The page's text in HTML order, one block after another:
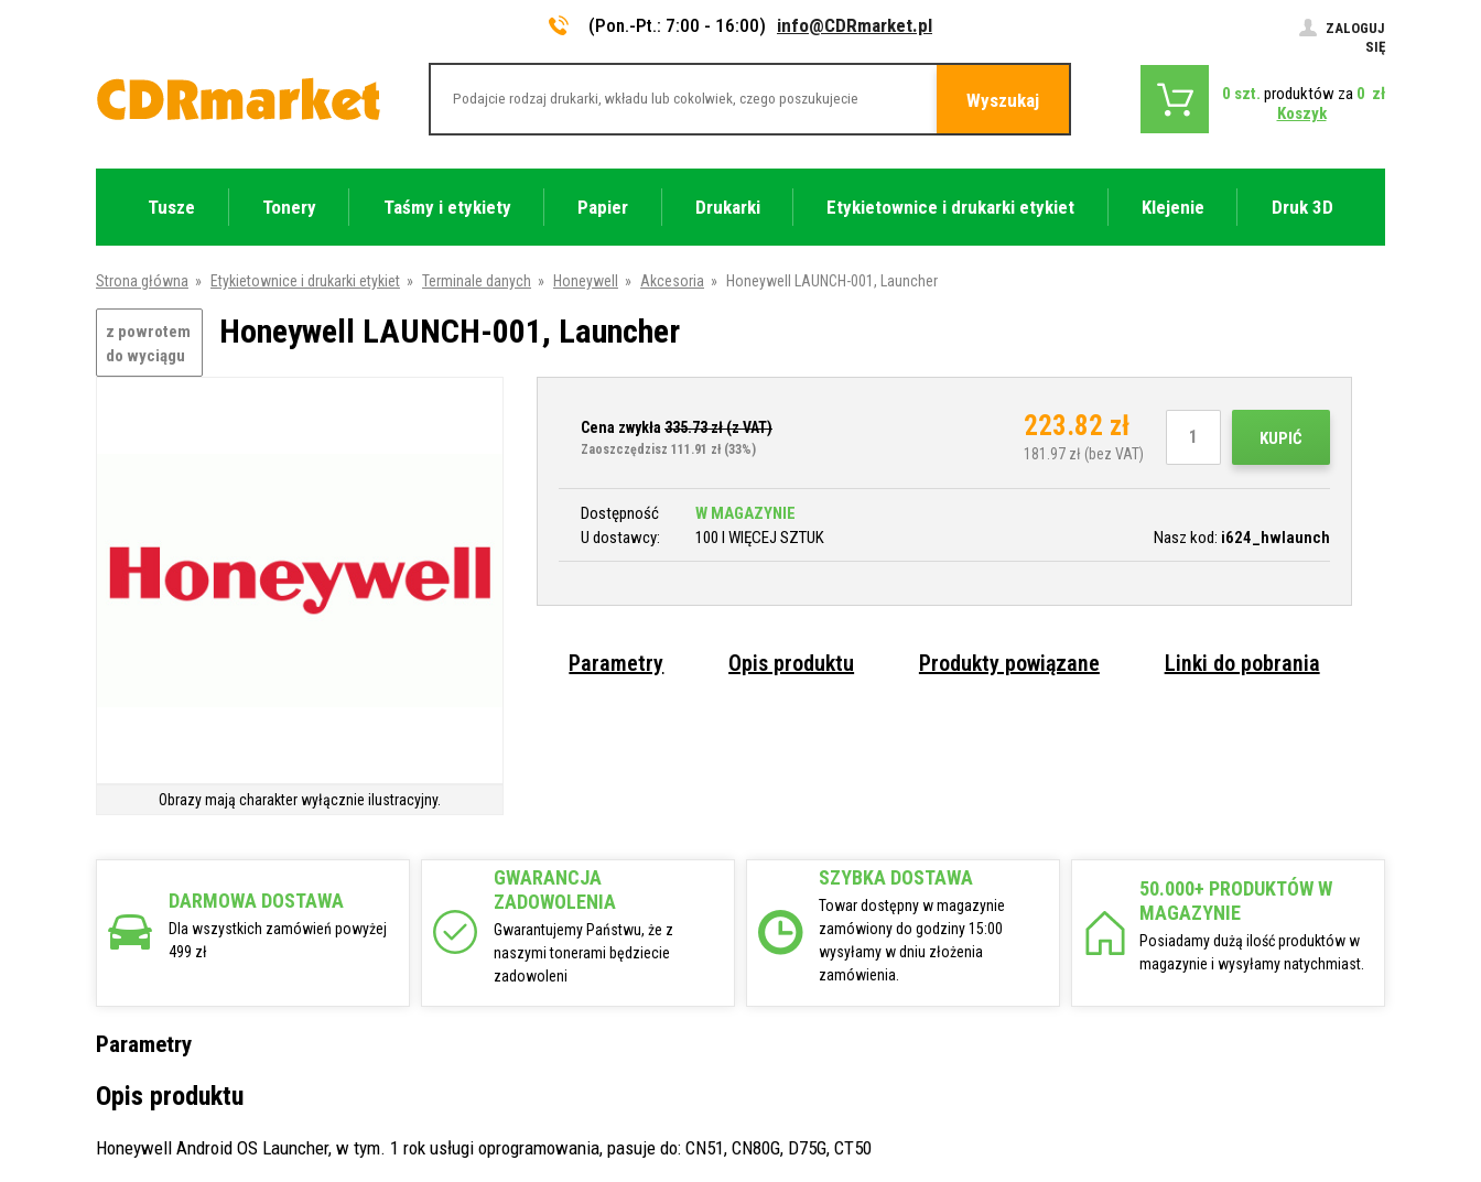
(Pon.-Pt.: 7:00 - 16:00) info@CDRmarket.pl
ZALOGUJ
SIĘ
Wyszukaj 0 szt. produktów za 0 zł
Koszyk
Tusze Tonery Taśmy i etykiety Papier Drukarki Etykietownice i drukarki etykiet Klejenie Druk 3D
Strona główna » Etykietownice i drukarki etykiet » Terminale danych » Honeywell » Akcesoria » Honeywell LAUNCH-001, Launcher
z powrotem
do wyciągu
Honeywell LAUNCH-001, Launcher
Obrazy mają charakter wyłącznie ilustracyjny.
Cena zwykła 335.73zł (z VAT)
Zaoszczędzisz 111.91 zł (33%)
223.82 zł
181.97zł (bez VAT)
KUPIĆ
Dostępność
W MAGAZYNIE
U dostawcy:
100 I WIĘCEJ SZTUK Nasz kod: i624_hwlaunch
Parametry Opis produktu Produkty powiązane Linki do pobrania
DARMOWA DOSTAWA
Dla wszystkich zamówień powyżej
499 zł
GWARANCJA
ZADOWOLENIA
Gwarantujemy Państwu, że z
naszymi tonerami będziecie
zadowoleni
SZYBKA DOSTAWA
Towar dostępny w magazynie
zamówiony do godziny 15:00
wysyłamy w dniu złożenia
zamówienia.
50.000+ PRODUKTÓW W
MAGAZYNIE
Posiadamy dużą ilość produktów w
magazynie i wysyłamy natychmiast.
Parametry
Opis produktu
Honeywell Android OS Launcher, w tym. 1 rok usługi oprogramowania, pasuje do: CN51, CN80G, D75G, CT50